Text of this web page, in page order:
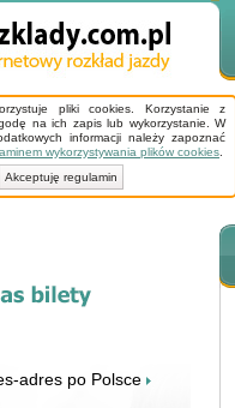
pliki cookies. Korzystanie z
na ich zapis lub wykorzystanie. W
informacji należy zapoznać
wykorzystywania plików cookies
Akceptuję regulamin
adres po Polsce